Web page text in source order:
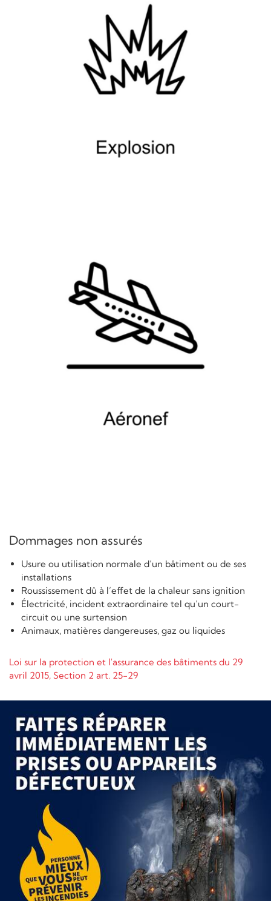
Dommages non assurés
Usure ou utilisation normale d’un bâtiment ou de ses
installations
Roussissement dû à l’effet de la chaleur sans ignition
Électricité, incident extraordinaire tel qu’un court-
circuit ou une surtension
Animaux, matières dangereuses, gaz ou liquides
Loi sur la protection et l'assurance des bâtiments du 29
avril 2015, Section 2 art. 25-29